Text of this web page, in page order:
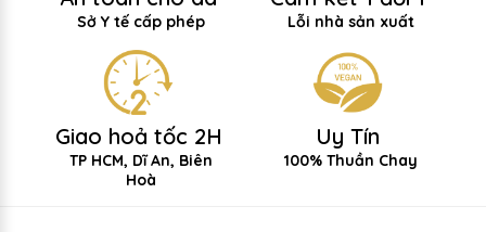
Sở Y tế cấp phép Lỗi nhà sản xuất
Giao hoả tốc 2H
TP HCM, Dĩ An, Biên
Hoà
Uy Tín
100% Thuần Chay